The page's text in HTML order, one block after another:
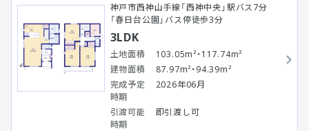
神戸市西神山手線「西神中央」駅バス7分
「春日台公園」バス停徒歩3分
3LDK
土地面積
103.05m²・117.74m²
建物面積
87.97m²・94.39m²
完成予定
時期
2026年06月
引渡可能
時期
即引渡し可